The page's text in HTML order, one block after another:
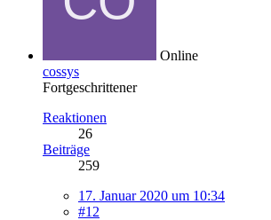
Online
cossys
Fortgeschrittener
Reaktionen
26
Beiträge
259
17. Januar 2020 um 10:34
#12